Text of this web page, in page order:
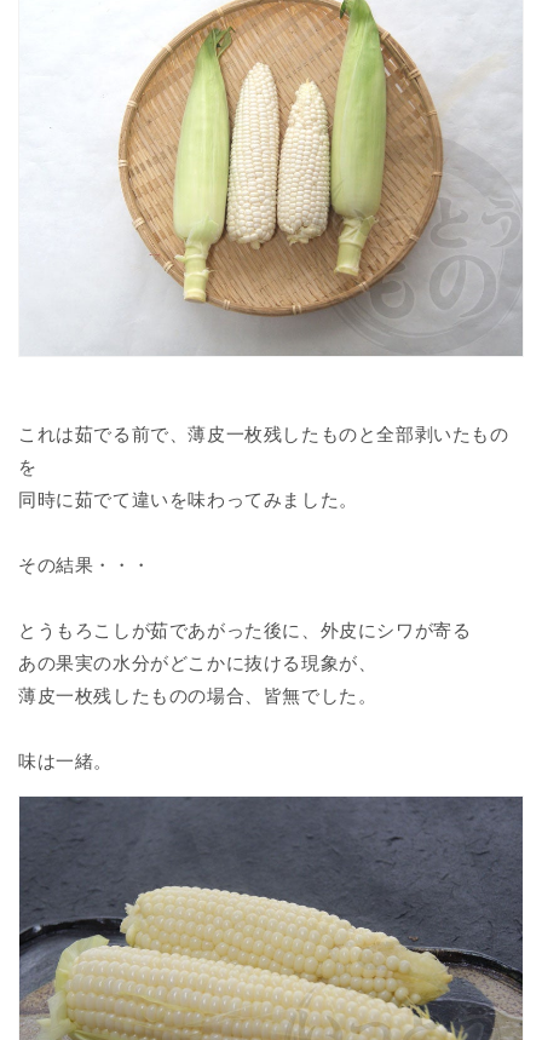
これは茹でる前で、薄皮一枚残したものと全部剥いたもの
を
同時に茹でて違いを味わってみました。
その結果・・・
とうもろこしが茹であがった後に、外皮にシワが寄る
あの果実の水分がどこかに抜ける現象が、
薄皮一枚残したものの場合、皆無でした。
味は一緒。